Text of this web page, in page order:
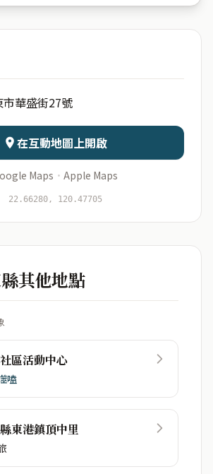
崇武里華
出生時辰
資料僅用於即時分析，不會儲存於伺服器
華盛街27號
在互動地圖上開啟
Maps · Apple Maps
22.66280, 120.47705
其他地點
區活動中心
嗑
東港鎮頂中里